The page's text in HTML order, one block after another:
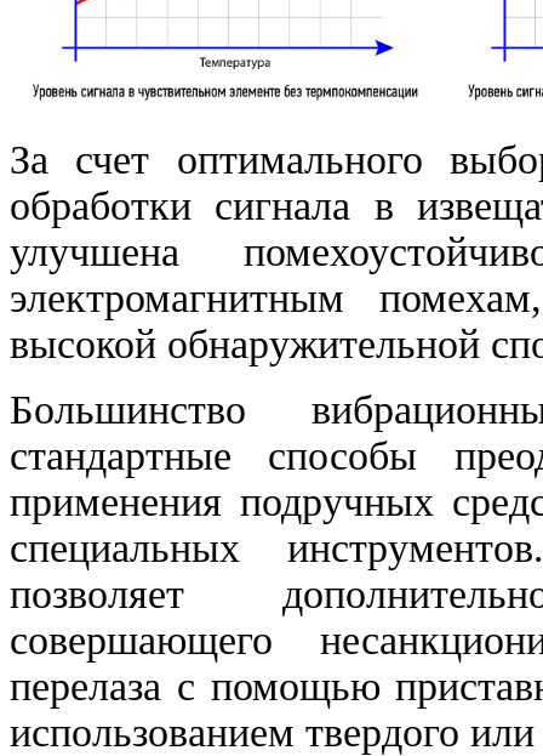
За счет оптимального
обработки сигнала в
улучшена
электромагнитным
высокой обнаружительной
Большинство
стандартные способы
применения подручных
специальных
позволяет
совершающего
перелаза с помощью
использованием твердого